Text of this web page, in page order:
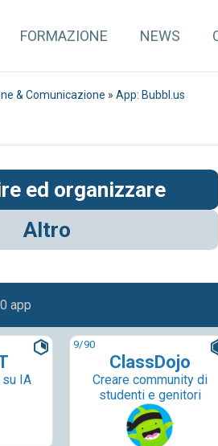
FORMAZIONE NEWS
& Comunicazione » App: Bubbl.us
ed organizzare
Altro
app
IA
9/90
ClassDojo
Creare community di
studenti e genitori